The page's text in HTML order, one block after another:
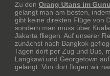
Zu den Orang Utans im
gelangt man am besten,
gibt keine direkten Flüge von
sondern man muss über
Jakarta fliegen. Auf unserer
zunächst nach Bangkok
Tagen dort per Zug und Bus,
Langkawi und Georgetown
gelangt. Von dort flogen wir